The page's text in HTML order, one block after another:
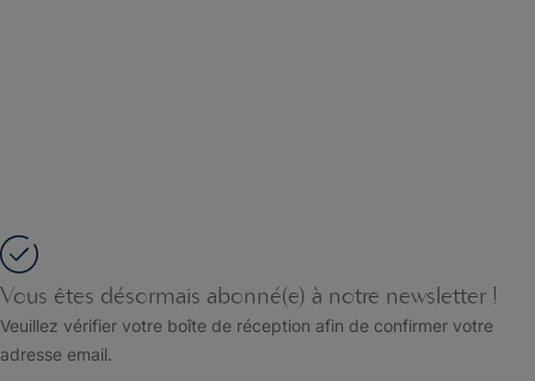
Vous êtes désormais abonné(e) à notre newsletter !
Veuillez vérifier votre boîte de réception afin de confirmer votre
adresse email.